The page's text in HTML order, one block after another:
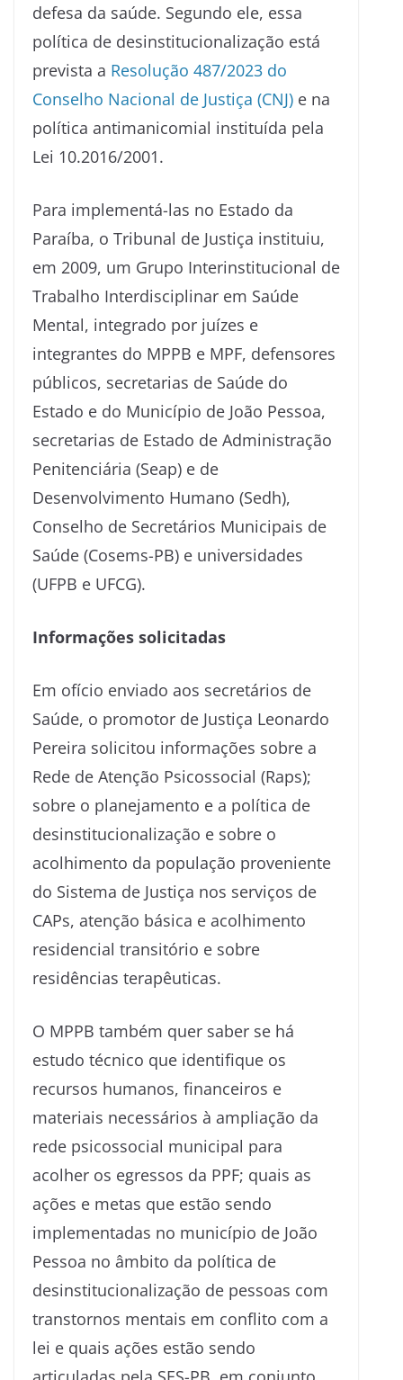
defesa da saúde. Segundo ele, essa
política de desinstitucionalização está
prevista a Resolução 487/2023 do
Conselho Nacional de Justiça (CNJ) e na
política antimanicomial instituída pela
Lei 10.2016/2001.
Para implementá-las no Estado da
Paraíba, o Tribunal de Justiça instituiu,
em 2009, um Grupo Interinstitucional de
Trabalho Interdisciplinar em Saúde
Mental, integrado por juízes e
integrantes do MPPB e MPF, defensores
públicos, secretarias de Saúde do
Estado e do Município de João Pessoa,
secretarias de Estado de Administração
Penitenciária (Seap) e de
Desenvolvimento Humano (Sedh),
Conselho de Secretários Municipais de
Saúde (Cosems-PB) e universidades
(UFPB e UFCG).
Informações solicitadas
Em ofício enviado aos secretários de
Saúde, o promotor de Justiça Leonardo
Pereira solicitou informações sobre a
Rede de Atenção Psicossocial (Raps);
sobre o planejamento e a política de
desinstitucionalização e sobre o
acolhimento da população proveniente
do Sistema de Justiça nos serviços de
CAPs, atenção básica e acolhimento
residencial transitório e sobre
residências terapêuticas.
O MPPB também quer saber se há
estudo técnico que identifique os
recursos humanos, financeiros e
materiais necessários à ampliação da
rede psicossocial municipal para
acolher os egressos da PPF; quais as
ações e metas que estão sendo
implementadas no município de João
Pessoa no âmbito da política de
desinstitucionalização de pessoas com
transtornos mentais em conflito com a
lei e quais ações estão sendo